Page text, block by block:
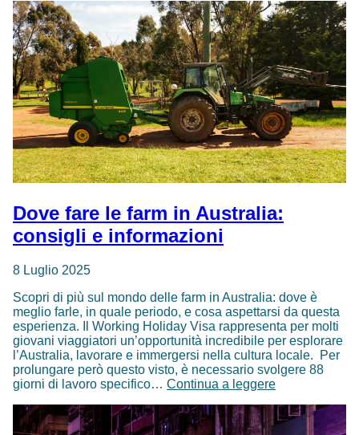
to
coast:
un
viaggio
epico
tra
due
oceani
Dove fare le farm in Australia:
consigli e informazioni
8 Luglio 2025
Scopri di più sul mondo delle farm in Australia: dove è
meglio farle, in quale periodo, e cosa aspettarsi da questa
esperienza. Il Working Holiday Visa rappresenta per molti
giovani viaggiatori un’opportunità incredibile per esplorare
l’Australia, lavorare e immergersi nella cultura locale. Per
prolungare però questo visto, è necessario svolgere 88
giorni di lavoro specifico… Continua a leggereDove
le
farm